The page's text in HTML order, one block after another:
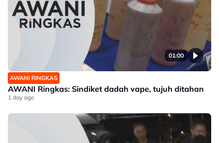
01:00
AWANI RINGKAS
AWANI Ringkas: Sindiket dadah vape, tujuh ditahan
1 day ago